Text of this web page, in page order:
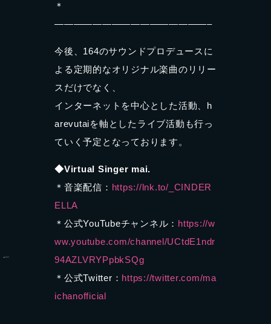
＊
————————————————–
今後、164のサウンドプロデュースに
よる定期的なオリジナル楽曲のリリー
スだけでなく、
インターネットを中心とした活動、h
arevutaiを軸としたライブ活動も行っ
ていく予定となっております。
◆Virtual Singer mai.
＊音楽配信： https://lnk.to/_CINDER
ELLA
＊公式YouTubeチャンネル： https://w
ww.youtube.com/channel/UCtdE1ndr
94AZLVRYPpbkSQg
＊公式Twitter： https://twitter.com/ma
ichanofficial